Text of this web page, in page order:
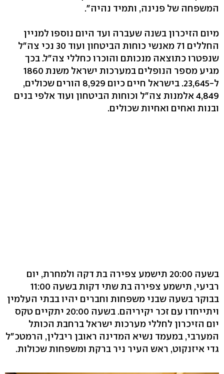
המשפחה של פנינה, ותמיד נהיה".
מיום הזיכרון בשנה שעברה ועד היום נוספו למניין
החללים 71 מאנשי כוחות הביטחון ועוד 30 נכי צה"ל
שנפטרו כתוצאה מנכותם והוכרו כחללי צה"ל. בכך
מגיע מספר הנופלים במערכות ישראל משנת 1860
ל-23,645. בישראל חיים כיום 8,929 הורים שכולים,
4,849 אלמנות צה"ל וכוחות הביטחון ועוד אלפי בנים
ובנות ואחים ואחיות שכולים.
בשעה 20:00 תישמע צפירה בת דקה ולמחרת, יום
רביעי, תישמע צפירה בת שתי דקות בשעה 11:00
בבוקר בשעה שבני משפחות וחברים יהיו בבתי העלמין
ויתייחדו עם זכר יקיריהם. בשעה 20:00 יתקיים טקס
יום הזיכרון לחללי מערכות ישראל ברחבת הכותל
המערבי, במעמד נשיא המדינה ראובן ריבלין, הרמטכ"ל
גדי איזנקוט, ראש העיר ניר ברקת ומשפחות שכולות.